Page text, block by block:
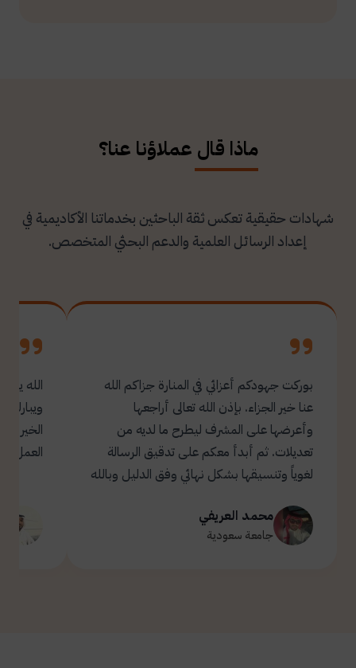
ماذا قال عملاؤنا عنا؟
شهادات حقيقية تعكس ثقة الباحثين بخدماتنا الأكاديمية في
إعداد الرسائل العلمية والدعم البحثي المتخصص.
بوركت جهودكم أعزائي في المنارة جزاكم الله
عنا خير الجزاء. بإذن الله تعالى أراجعها
وأعرضها على المشرف ليطرح ما لديه من
تعديلات. ثم أبدأ معكم على تدقيق الرسالة
لغوياً وتنسيقها بشكل نهائي وفق الدليل وبالله
محمد العريفي
جامعة سعودية
الله
العمل.